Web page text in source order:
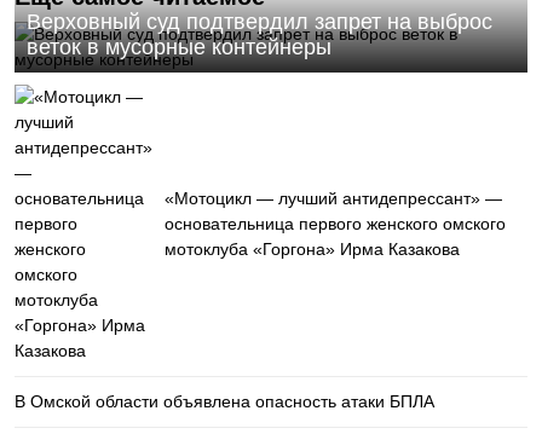
Верховный суд подтвердил запрет на выброс
веток в мусорные контейнеры
«Мотоцикл — лучший антидепрессант» —
основательница первого женского омского
мотоклуба «Горгона» Ирма Казакова
В Омской области объявлена опасность атаки БПЛА